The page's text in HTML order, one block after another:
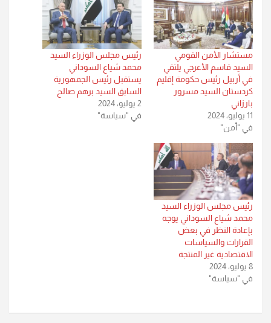
مستشار الأمن القومي
السيد قاسم الأعرجي يلتقي
في أربيل رئيس حكومة إقليم
كردستان السيد مسرور
بارزاني
11 يوليو، 2024
في "أمن"
رئيس مجلس الوزراء السيد
محمد شياع السوداني
يستقبل رئيس الجمهورية
السابق السيد برهم صالح
2 يوليو، 2024
في "سياسة"
رئيس مجلس الوزراء السيد
محمد شياع السوداني يوجه
بإعادة النظر في بعض
القرارات والسياسات
الاقتصادية غير المنتجة
8 يوليو، 2024
في "سياسة"